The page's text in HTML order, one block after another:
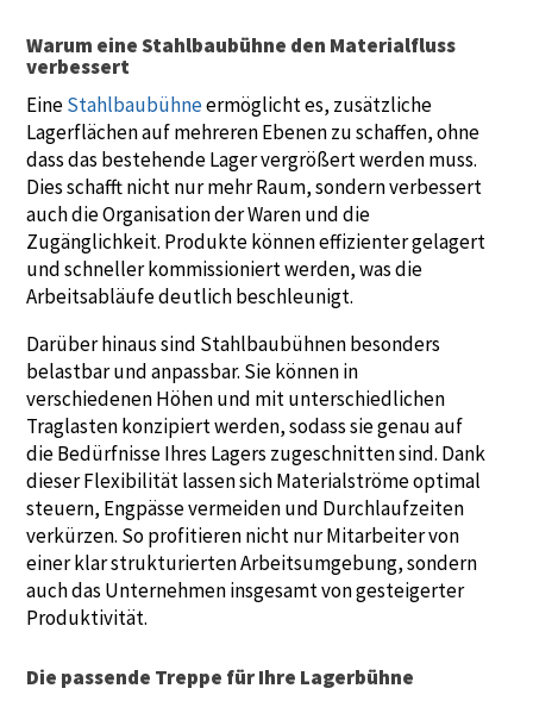
Warum eine Stahlbaubühne den Materialfluss
verbessert
EineStahlbaubühneermöglicht es, zusätzliche
Lagerflächen auf mehreren Ebenen zu schaffen, ohne
dass das bestehende Lager vergrößert werden muss.
Dies schafft nicht nur mehr Raum, sondern verbessert
auch die Organisation der Waren und die
Zugänglichkeit. Produkte können effizienter gelagert
und schneller kommissioniert werden, was die
Arbeitsabläufe deutlich beschleunigt.
Darüber hinaus sind Stahlbaubühnen besonders
belastbar und anpassbar. Sie können in
verschiedenen Höhen und mit unterschiedlichen
Traglasten konzipiert werden, sodass sie genau auf
die Bedürfnisse Ihres Lagers zugeschnitten sind. Dank
dieser Flexibilität lassen sich Materialströme optimal
steuern, Engpässe vermeiden und Durchlaufzeiten
verkürzen. So profitieren nicht nur Mitarbeiter von
einer klar strukturierten Arbeitsumgebung, sondern
auch das Unternehmen insgesamt von gesteigerter
Produktivität.
Die passende Treppe für Ihre Lagerbühne